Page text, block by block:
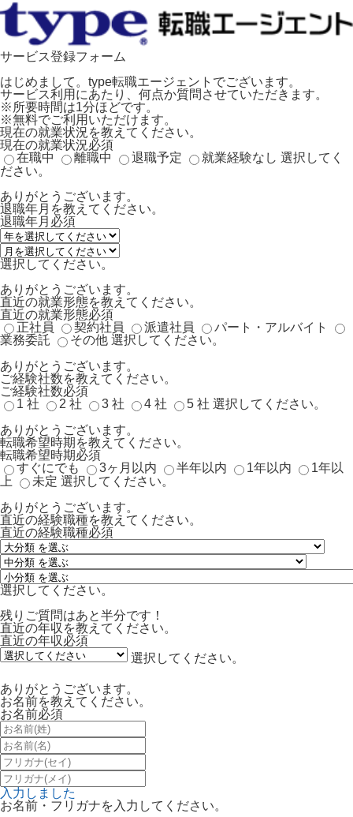
サービス登録フォーム
はじめまして。type転職エージェントでございます。
サービス利用にあたり、何点か質問させていただきます。
※所要時間は1分ほどです。
※無料でご利用いただけます。
現在の就業状況を教えてください。
現在の就業状況必須
在職中
離職中 退職予定 就業経験なし 選択してく
ださい。
ありがとうございます。
退職年月を教えてください。
退職年月 必須
選択してください。
ありがとうございます。
直近の就業形態を教えてください。
直近の就業形態必須
正社員
契約社員 派遣社員
パート・アルバイト
業務委託
その他 選択してください。
ありがとうございます。
ご経験社数を教えてください。
ご経験社数必須
1 社
2 社 3 社 4 社 5 社 選択してください。
ありがとうございます。
転職希望時期を教えてください。
転職希望時期必須
すぐにでも
3ヶ月以内 半年以内 1年以内
1年以
上
未定 選択してください。
ありがとうございます。
直近の経験職種を教えてください。
直近の経験職種必須
選択してください。
残りご質問はあと半分です！
直近の年収を教えてください。
直近の年収必須
選択してください。
ありがとうございます。
お名前を教えてください。
お名前必須
入力しました
お名前・フリガナを入力してください。